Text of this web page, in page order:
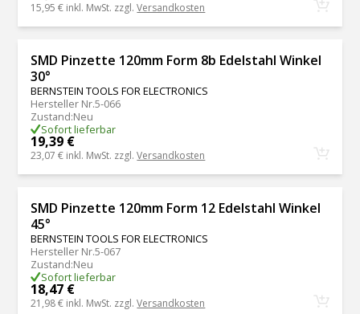
15,95 € inkl. MwSt. zzgl.Versandkosten
SMD Pinzette 120mm Form 8b Edelstahl Winkel
30°
BERNSTEIN TOOLS FOR ELECTRONICS
Hersteller Nr.5-066
Zustand:Neu
Sofort lieferbar
19,39 €
23,07 € inkl. MwSt. zzgl.Versandkosten
SMD Pinzette 120mm Form 12 Edelstahl Winkel
45°
BERNSTEIN TOOLS FOR ELECTRONICS
Hersteller Nr.5-067
Zustand:Neu
Sofort lieferbar
18,47 €
21,98 € inkl. MwSt. zzgl.Versandkosten